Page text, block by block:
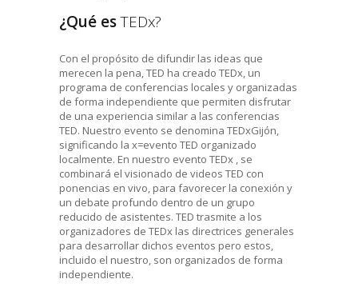
¿Qué esTEDx?
Con el propósito de difundir las ideas que
merecen la pena, TED ha creado TEDx, un
programa de conferencias locales y organizadas
de forma independiente que permiten disfrutar
de una experiencia similar a las conferencias
TED. Nuestro evento se denomina TEDxGijón,
significando la x=evento TED organizado
localmente. En nuestro evento TEDx , se
combinará el visionado de videos TED con
ponencias en vivo, para favorecer la conexión y
un debate profundo dentro de un grupo
reducido de asistentes. TED trasmite a los
organizadores de TEDx las directrices generales
para desarrollar dichos eventos pero estos,
incluido el nuestro, son organizados de forma
independiente.